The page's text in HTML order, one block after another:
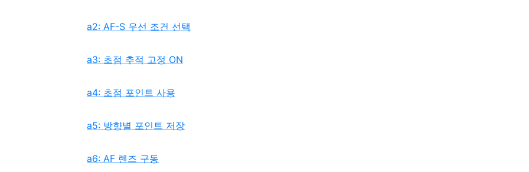
a2: AF-S 우선 조건 선택
a3: 초점 추적 고정 ON
a4: 초점 포인트 사용
a5: 방향별 포인트 저장
a6: AF 렌즈 구동